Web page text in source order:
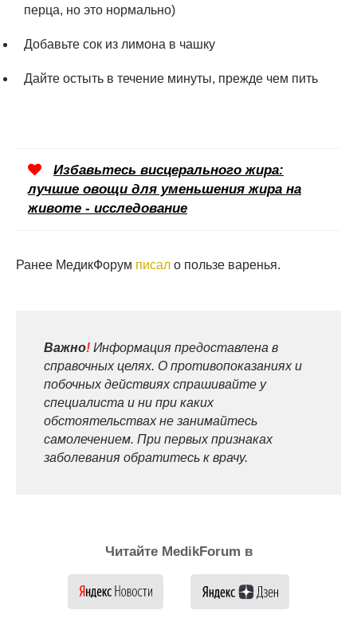
перца, но это нормально)
Добавьте сок из лимона в чашку
Дайте остыть в течение минуты, прежде чем пить
Избавьтесь висцерального жира:
лучшие овощи для уменьшения жира на
животе - исследование
Ранее МедикФорум писал о пользе варенья.
Важно! Информация предоставлена в
справочных целях. О противопоказаниях и
побочных действиях спрашивайте у
специалиста и ни при каких
обстоятельствах не занимайтесь
самолечением. При первых признаках
заболевания обратитесь к врачу.
Читайте MedikForum в